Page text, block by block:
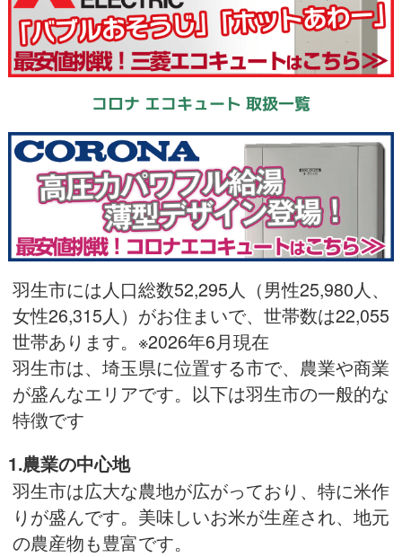
コロナ エコキュート 取扱一覧
羽生市には人口総数52,295人（男性25,980人、
女性26,315人）がお住まいで、世帯数は22,055
世帯あります。※2026年6月現在
羽生市は、埼玉県に位置する市で、農業や商業
が盛んなエリアです。以下は羽生市の一般的な
特徴です
1.農業の中心地
羽生市は広大な農地が広がっており、特に米作
りが盛んです。美味しいお米が生産され、地元
の農産物も豊富です。